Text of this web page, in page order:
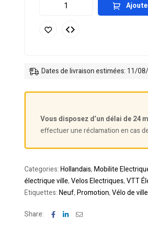
Dates de livraison estimées: 11/
Vous disposez d’un délai de 24
effectuer une réclamation en cas
Categories:Hollandais,Mobilite
électrique ville,Velos Electriques,VTT
Etiquettes:Neuf,Promotion,Vélo de
Share: Facebook
LinkedinEmail